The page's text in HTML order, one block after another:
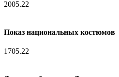
2005.22
Показ национальных костюмов
1705.22